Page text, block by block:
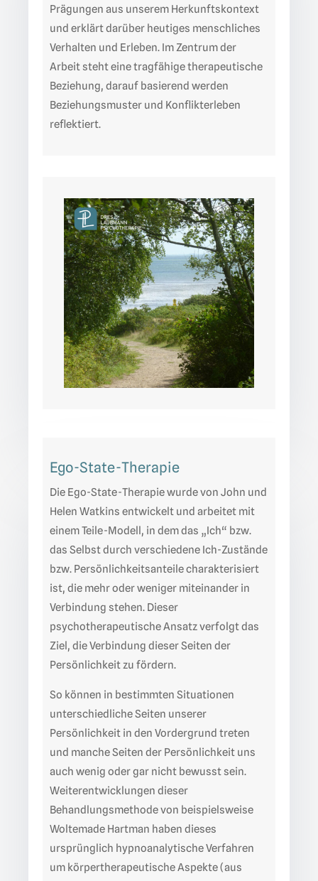
Prägungen aus unserem Herkunftskontext
und erklärt darüber heutiges menschliches
Verhalten und Erleben. Im Zentrum der
Arbeit steht eine tragfähige therapeutische
Beziehung, darauf basierend werden
Beziehungsmuster und Konflikterleben
reflektiert.
Ego-State-Therapie
Die Ego-State-Therapie wurde von John und
Helen Watkins entwickelt und arbeitet mit
einem Teile-Modell, in dem das „Ich“ bzw.
das Selbst durch verschiedene Ich-Zustände
bzw. Persönlichkeitsanteile charakterisiert
ist, die mehr oder weniger miteinander in
Verbindung stehen. Dieser
psychotherapeutische Ansatz verfolgt das
Ziel, die Verbindung dieser Seiten der
Persönlichkeit zu fördern.
So können in bestimmten Situationen
unterschiedliche Seiten unserer
Persönlichkeit in den Vordergrund treten
und manche Seiten der Persönlichkeit uns
auch wenig oder gar nicht bewusst sein.
Weiterentwicklungen dieser
Behandlungsmethode von beispielsweise
Woltemade Hartman haben dieses
ursprünglich hypnoanalytische Verfahren
um körpertherapeutische Aspekte (aus